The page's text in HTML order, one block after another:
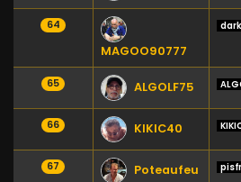
64
MAGOO90777
65 ALGOLF75
66 KIKIC40
67 Poteaufeu